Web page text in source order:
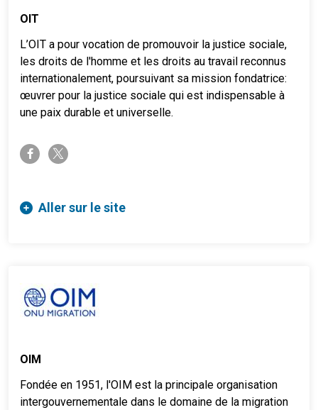
OIT
L’OIT a pour vocation de promouvoir la justice sociale,
les droits de l'homme et les droits au travail reconnus
internationalement, poursuivant sa mission fondatrice:
œuvrer pour la justice sociale qui est indispensable à
une paix durable et universelle.
facebook-ftwitter-x
Aller sur le site
OIM
Fondée en 1951, l'OIM est la principale organisation
intergouvernementale dans le domaine de la migration